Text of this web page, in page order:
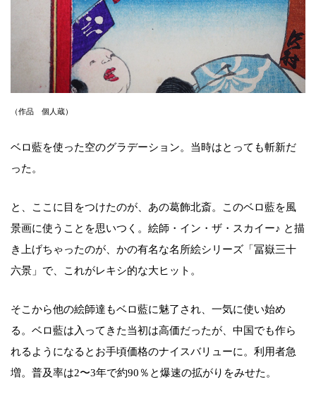
（作品 個人蔵）
ベロ藍を使った空のグラデーション。当時はとっても斬新だ
った。
と、ここに目をつけたのが、あの葛飾北斎。このベロ藍を風
景画に使うことを思いつく。絵師・イン・ザ・スカイー♪ と描
き上げちゃったのが、かの有名な名所絵シリーズ「冨嶽三十
六景」で、これがレキシ的な大ヒット。
そこから他の絵師達もベロ藍に魅了され、一気に使い始め
る。ベロ藍は入ってきた当初は高価だったが、中国でも作ら
れるようになるとお手頃価格のナイスバリューに。利用者急
増。普及率は2〜3年で約90％と爆速の拡がりをみせた。